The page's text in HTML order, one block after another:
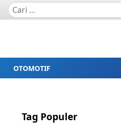
OTOMOTIF
Tag Populer